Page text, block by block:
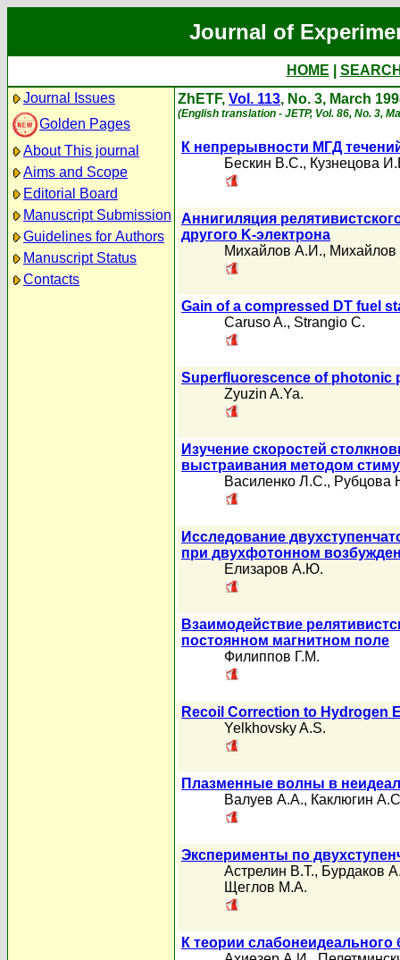
Journal of
HOME
Journal Issues
Golden Pages
About This journal
Aims and Scope
Editorial Board
Manuscript Submission
Guidelines for Authors
Manuscript Status
Contacts
ZhETF, Vol. 113, No. 3, March
(English translation - JETP, Vol. 86, No. 3,
К непрерывности МГД
Бескин В.С., Кузнецова
Аннигиляция
другого K-электрона
Михайлов А.И.,
Gain of a compressed DT fuel
Caruso A., Strangio C.
Superfluorescence of photonic
Zyuzin A.Ya.
Изучение скоростей
выстраивания методом
Василенко Л.С., Рубцова
Исследование
при двухфотонном
Елизаров А.Ю.
Взаимодействие
постоянном магнитном поле
Филиппов Г.М.
Recoil Correction to Hydrogen
Yelkhovsky A.S.
Плазменные волны в
Валуев А.А., Каклюгин
Эксперименты по
Астрелин В.Т., Бурдаков
Щеглов М.А.
К теории слабонеидеального